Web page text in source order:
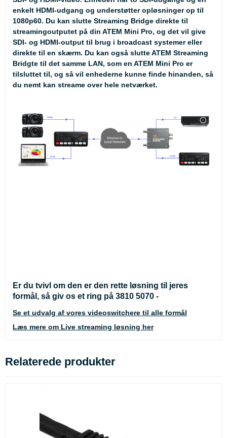
enkelt HDMI-udgang og understøtter opløsninger op til
1080p60. Du kan slutte Streaming Bridge direkte til
streamingoutputet på din ATEM Mini Pro, og det vil give
SDI- og HDMI-output til brug i broadcast systemer eller
direkte til en skærm. Du kan også slutte ATEM Streaming
Bridgte til det samme LAN, som en ATEM Mini Pro er
tilsluttet til, og så vil enhederne kunne finde hinanden, så
du nemt kan streame over hele netværket.
Er du tvivl om den er den rette løsning til jeres
formål, så giv os et ring på 3810 5070 -
Se et udvalg af vores videoswitchere til alle formål
Læs mere om Live streaming løsning her
Relaterede produkter